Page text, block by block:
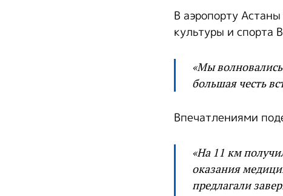
В аэропорту
культуры и спорта
«Мы
большая честь
Впечатлениями
«На 11 км
оказания
предлагали